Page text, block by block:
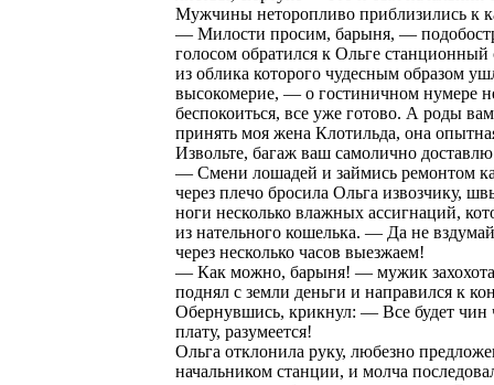
Мужчины неторопливо приблизились к
— Милости просим, барыня, —
голосом обратился к Ольге станционный
из облика которого чудесным образом
высокомерие, — о гостиничном нумере
беспокоиться, все уже готово. А роды
принять моя жена Клотильда, она
Извольте, багаж ваш самолично
— Смени лошадей и займись ремонтом
через плечо бросила Ольга извозчику,
ноги несколько влажных ассигнаций,
из нательного кошелька. — Да не
через несколько часов выезжаем!
— Как можно, барыня! — мужик
поднял с земли деньги и направился к
Обернувшись, крикнул: — Все будет чин
плату, разумеется!
Ольга отклонила руку, любезно
начальником станции, и молча